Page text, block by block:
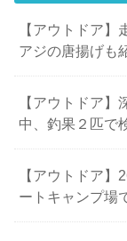
【アウトドア
アジの唐揚げも
【アウトドア
中、釣果２匹で
【アウトドア
ートキャンプ場